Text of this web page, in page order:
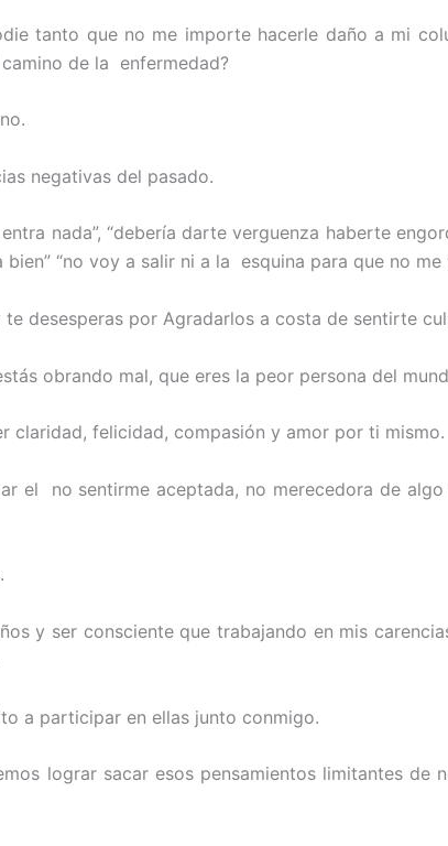
tanto que no me importe hacerle daño a mi
de la enfermedad?
negativas del pasado.
nada”, “debería darte verguenza haberte
“no voy a salir ni a la esquina para que no me
desesperas por Agradarlos a costa de sentirte
obrando mal, que eres la peor persona del
claridad, felicidad, compasión y amor por ti mismo.
el no sentirme aceptada, no merecedora de
y ser consciente que trabajando en mis
a participar en ellas junto conmigo.
lograr sacar esos pensamientos limitantes de